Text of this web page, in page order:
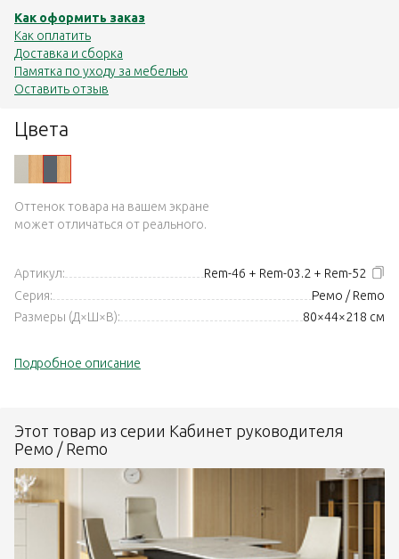
Цвета
Оттенок товара на вашем экране
может отличаться от реального.
Артикул:
Rem-46 + Rem-03.2 + Rem-52
Серия:
Ремо / Remo
Размеры (Д×Ш×В):
80×44×218 см
Подробное описание
Как оформить заказ
Как оплатить
Доставка и сборка
Памятка по уходу за мебелью
Оставить отзыв
Этот товар из серии Кабинет руководителя
Ремо / Remo